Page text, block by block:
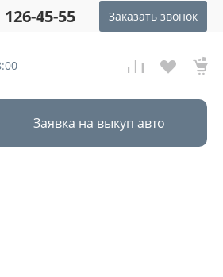
45-55 Заказать звонок
Заявка на выкуп авто